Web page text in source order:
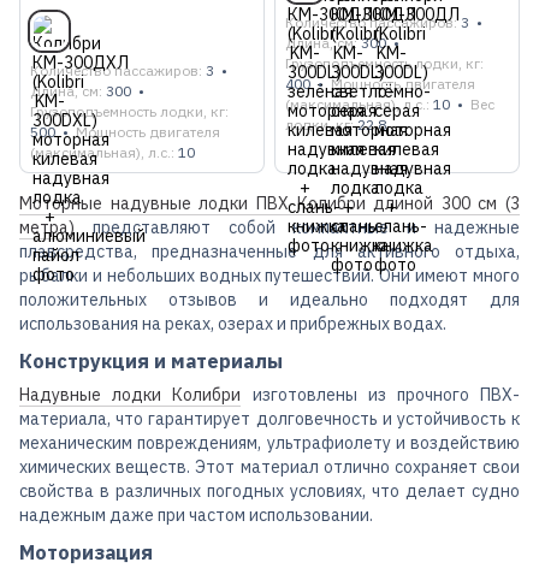
Количество пассажиров 3
Длина, см 300
Грузоподъемность лодки, кг
500
Мощность двигателя
(максимальная), л.с. 10
Количество пассажиров 3
Длина, см 300
Грузоподъемность лодки, кг
400
Мощность двигателя
(максимальная), л.с. 10
Вес
лодки, кг 22.8
Моторные надувные лодки ПВХ Колибри длиной 300 см (3
метра)представляют собой компактные и надежные
плавсредства, предназначенные для активного отдыха,
рыбалки и небольших водных путешествий. Они имеют много
положительных отзывов и идеально подходят для
использования на реках, озерах и прибрежных водах.
Конструкция и материалы
Надувные лодки Колибри изготовлены из прочного ПВХ-
материала, что гарантирует долговечность и устойчивость к
механическим повреждениям, ультрафиолету и воздействию
химических веществ. Этот материал отлично сохраняет свои
свойства в различных погодных условиях, что делает судно
надежным даже при частом использовании.
Моторизация